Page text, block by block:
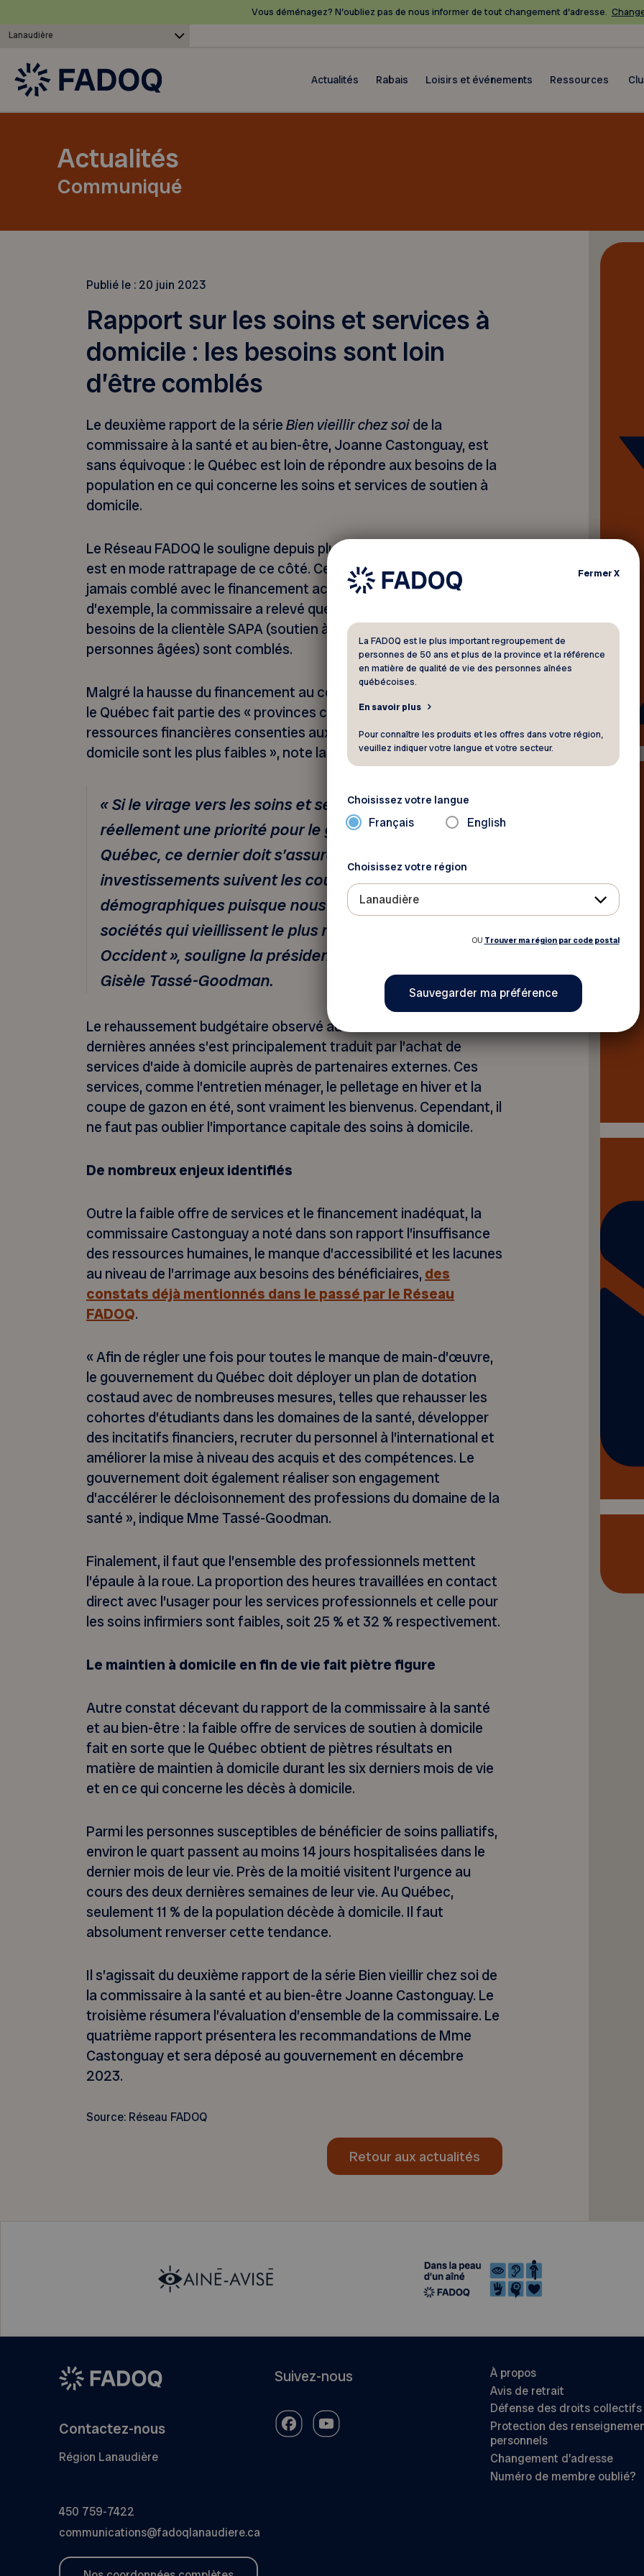
Vous déménagez? N’oubliez pas de nous informer de tout changement d’adresse.
Lanaudière
Actualités Rabais Loisirs et événements Ressources
Actualités
Communiqué
Publié le : 20 juin 2023
Rapport sur les soins et services à
domicile : les besoins sont loin
d’être comblés
Le deuxième rapport de la sérieBien vieillir chez soide la
commissaire à la santé et au bien-être, Joanne Castonguay, est
sans équivoque : le Québec est loin de répondre aux besoins de la
population en ce qui concerne les soins et services de soutien à
domicile.
Le Réseau FADOQ le souligne depuis plusieurs années : le Québec
est en mode rattrapage de ce côté. Ce retard dans l’offre ne sera
jamais comblé avec le financement actuellement prévu. À titre
d’exemple, la commissaire a relevé que seulement 13,5 % des
besoins de la clientèle SAPA (soutien à l’autonomie des
personnes âgées) sont comblés.
Malgré la hausse du financement au cours des dernières années,
le Québec fait partie des « provinces canadiennes dont les
ressources financières consenties aux services de soutien à
domicile sont les plus faibles », note la commissaire.
« Si le virage vers les soins et services à domicile est
réellement une priorité pour le gouvernement du
Québec, ce dernier doit s’assurer que les
investissements suivent les courbes
démographiques puisque nous sommes parmi les
sociétés qui vieillissent le plus rapidement en
Occident », souligne la présidente du Réseau FADOQ,
Gisèle Tassé-Goodman.
Le rehaussement budgétaire observé au cours des deux
dernières années s’est principalement traduit par l’achat de
services d’aide à domicile auprès de partenaires externes. Ces
services, comme l’entretien ménager, le pelletage en hiver et la
coupe de gazon en été, sont vraiment les bienvenus. Cependant, il
ne faut pas oublier l’importance capitale des soins à domicile.
De nombreux enjeux identifiés
Outre la faible offre de services et le financement inadéquat, la
commissaire Castonguay a noté dans son rapport l’insuffisance
des ressources humaines, le manque d’accessibilité et les lacunes
au niveau de l’arrimage aux besoins des bénéficiaires,des
constats déjà mentionnés dans le passé par le Réseau
FADOQ.
« Afin de régler une fois pour toutes le manque de main-d’œuvre,
le gouvernement du Québec doit déployer un plan de dotation
costaud avec de nombreuses mesures, telles que rehausser les
cohortes d’étudiants dans les domaines de la santé, développer
des incitatifs financiers, recruter du personnel à l’international et
améliorer la mise à niveau des acquis et des compétences. Le
gouvernement doit également réaliser son engagement
d’accélérer le décloisonnement des professions du domaine de la
santé », indique Mme Tassé-Goodman.
Finalement, il faut que l’ensemble des professionnels mettent
l’épaule à la roue. La proportion des heures travaillées en contact
direct avec l’usager pour les services professionnels et celle pour
les soins infirmiers sont faibles, soit 25 % et 32 % respectivement.
Le maintien à domicile en fin de vie fait piètre figure
Autre constat décevant du rapport de la commissaire à la santé
et au bien-être : la faible offre de services de soutien à domicile
fait en sorte que le Québec obtient de piètres résultats en
matière de maintien à domicile durant les six derniers mois de vie
et en ce qui concerne les décès à domicile.
Parmi les personnes susceptibles de bénéficier de soins palliatifs,
environ le quart passent au moins 14 jours hospitalisées dans le
dernier mois de leur vie. Près de la moitié visitent l’urgence au
cours des deux dernières semaines de leur vie. Au Québec,
seulement 11 % de la population décède à domicile. Il faut
absolument renverser cette tendance.
Il s’agissait du deuxième rapport de la série Bien vieillir chez soi de
la commissaire à la santé et au bien-être Joanne Castonguay. Le
troisième résumera l’évaluation d’ensemble de la commissaire. Le
quatrième rapport présentera les recommandations de Mme
Castonguay et sera déposé au gouvernement en décembre
2023.
Source: Réseau FADOQ
Retour aux actualités
Contactez-nous
Région Lanaudière
450 759-7422
communications@fadoqlanaudiere.ca
Suivez-nous
À propos
Avis de retrait
Défense des droits collectifs
Protection des
personnels
Changement d’adresse
Numéro de membre oublié?
FermerX
La FADOQ est le plus important regroupement de
personnes de 50 ans et plus de la province et la référence
en matière de qualité de vie des personnes aînées
québécoises.
En savoir plus
Pour connaître les produits et les offres dans votre région,
veuillez indiquer votre langue et votre secteur.
Choisissez votre langue
Français English
Choisissez votre région
Lanaudière
OU Trouver ma région par code postal